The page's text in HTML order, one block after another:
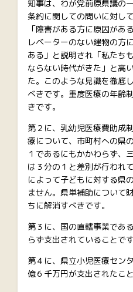
知事は、わが党前原県議の
条約に関しての問いに対し
「障害がある方に原因があ
レベーターのない建物の方
ある」と説明され「私たち
ならない時代がきた」と高
た。このような見識を徹底
べきです。重度医療の年齢
きです。
第２に、乳幼児医療費助成
療について、市町村への県
１であるにもかかわらず、
は３分の１と差別が行われ
によって子どもに対する県
ません。県単補助について
ちに解消すべきです。
第３に、国の直轄事業であ
らず支出されていることです
第４に、県立小児医療セン
億６千万円が支出されたこと